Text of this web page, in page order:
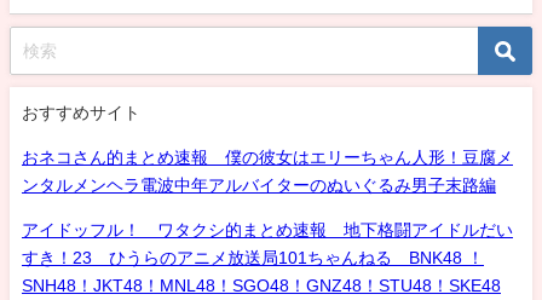
おすすめサイト
おネコさん的まとめ速報 僕の彼女はエリーちゃん人形！豆腐メ
ンタルメンヘラ電波中年アルバイターのぬいぐるみ男子末路編
アイドッフル！ ワタクシ的まとめ速報 地下格闘アイドルだい
すき！23 ひうらのアニメ放送局101ちゃんねる BNK48 ！
SNH48！JKT48！MNL48！SGO48！GNZ48！STU48！SKE48